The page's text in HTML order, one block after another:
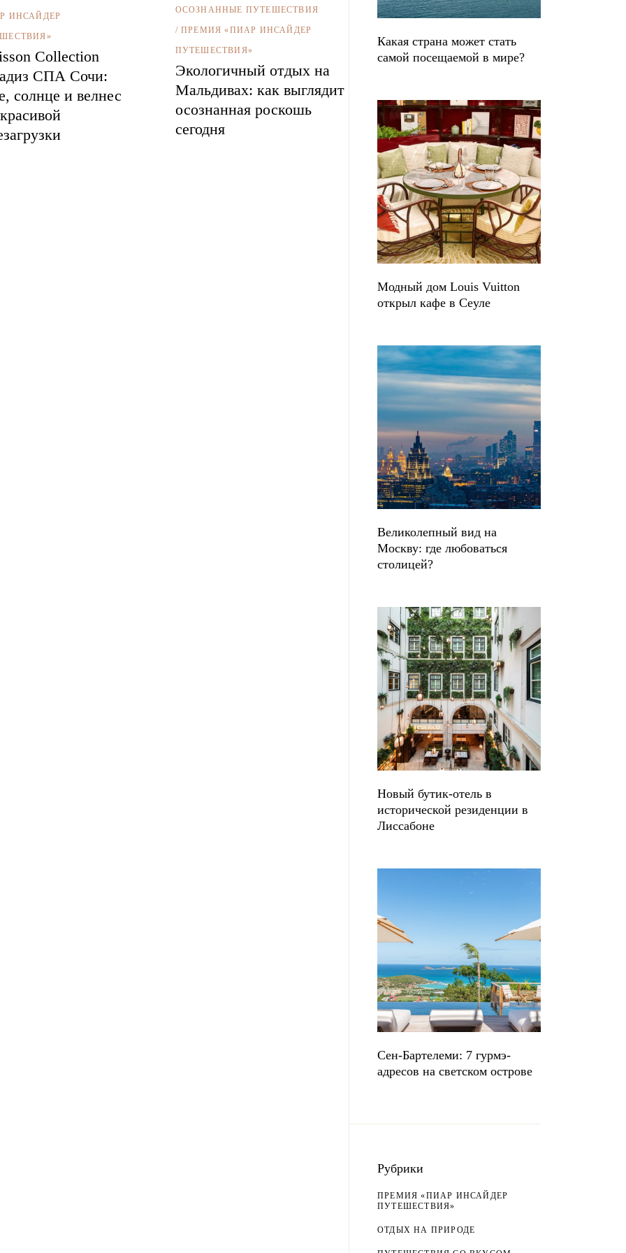
ИНСАЙДЕР
Collection
СПА Сочи:
солнце и велнес
ОСОЗНАННЫЕ ПУТЕШЕСТВИЯ
/ПРЕМИЯ «ПИАР ИНСАЙДЕР
ПУТЕШЕСТВИЯ»
Экологичный отдых на
Мальдивах: как выглядит
осознанная роскошь
сегодня
Какая страна может стать
самой посещаемой в мире?
Модный дом Louis Vuitton
открыл кафе в Сеуле
Великолепный вид на
Москву: где любоваться
столицей?
Новый бутик-отель в
исторической резиденции в
Лиссабоне
Сен-Бартелеми: 7 гурмэ-
адресов на светском острове
Рубрики
ПРЕМИЯ «ПИАР ИНСАЙДЕР
ПУТЕШЕСТВИЯ»
ОТДЫХ НА ПРИРОДЕ